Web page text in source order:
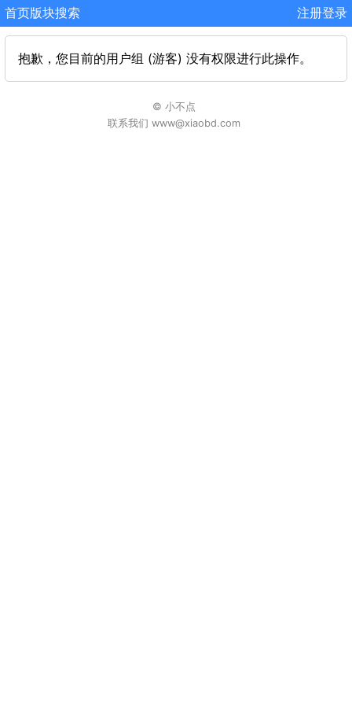
首页版块搜索 注册登录
抱歉，您目前的用户组 (游客) 没有权限进行此操作。
© 小不点
联系我们 www@xiaobd.com